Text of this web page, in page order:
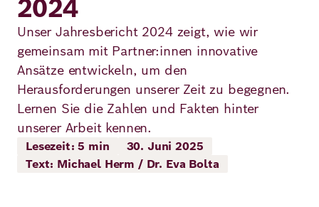
Themen
Förderung
Karriere
Team
Werte und
Jahresbericht
Bildung
Gesundheit
Demokratie
Fördergebiete
Aktuelle
Benefits
2024
Unser Jahresbericht 2024 zeigt, wie wir
gemeinsam mit Partner:innen innovative
Ansätze entwickeln, um den
Herausforderungen unserer Zeit zu begegnen.
Lernen Sie die Zahlen und Fakten hinter
unserer Arbeit kennen.
Lesezeit: 5 min
30. Juni 2025
Text: Michael Herm / Dr. Eva Bolta